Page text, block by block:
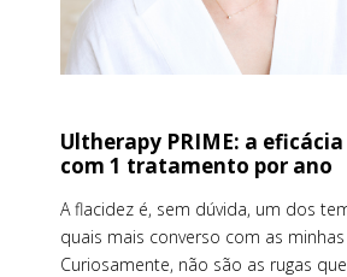
Ultherapy PRIME: a
com 1 tratamento por ano
A flacidez é, sem dúvida, um dos
quais mais converso com as minhas
Curiosamente, não são as rugas